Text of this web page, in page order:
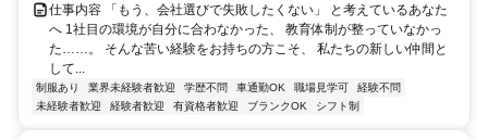
仕事内容 「もう、会社選びで失敗したくない」 と考えているあなた
へ 1社目の環境が自分に合わなかった、 教育体制が整っていなかっ
た……。 そんな苦い経験をお持ちの方こそ、 私たちの新しい仲間と
して...
制服あり 業界未経験者歓迎 学歴不問 車通勤OK 職場見学可
経験不問
未経験者歓迎
経験者歓迎 有資格者歓迎 ブランクOK シフト制